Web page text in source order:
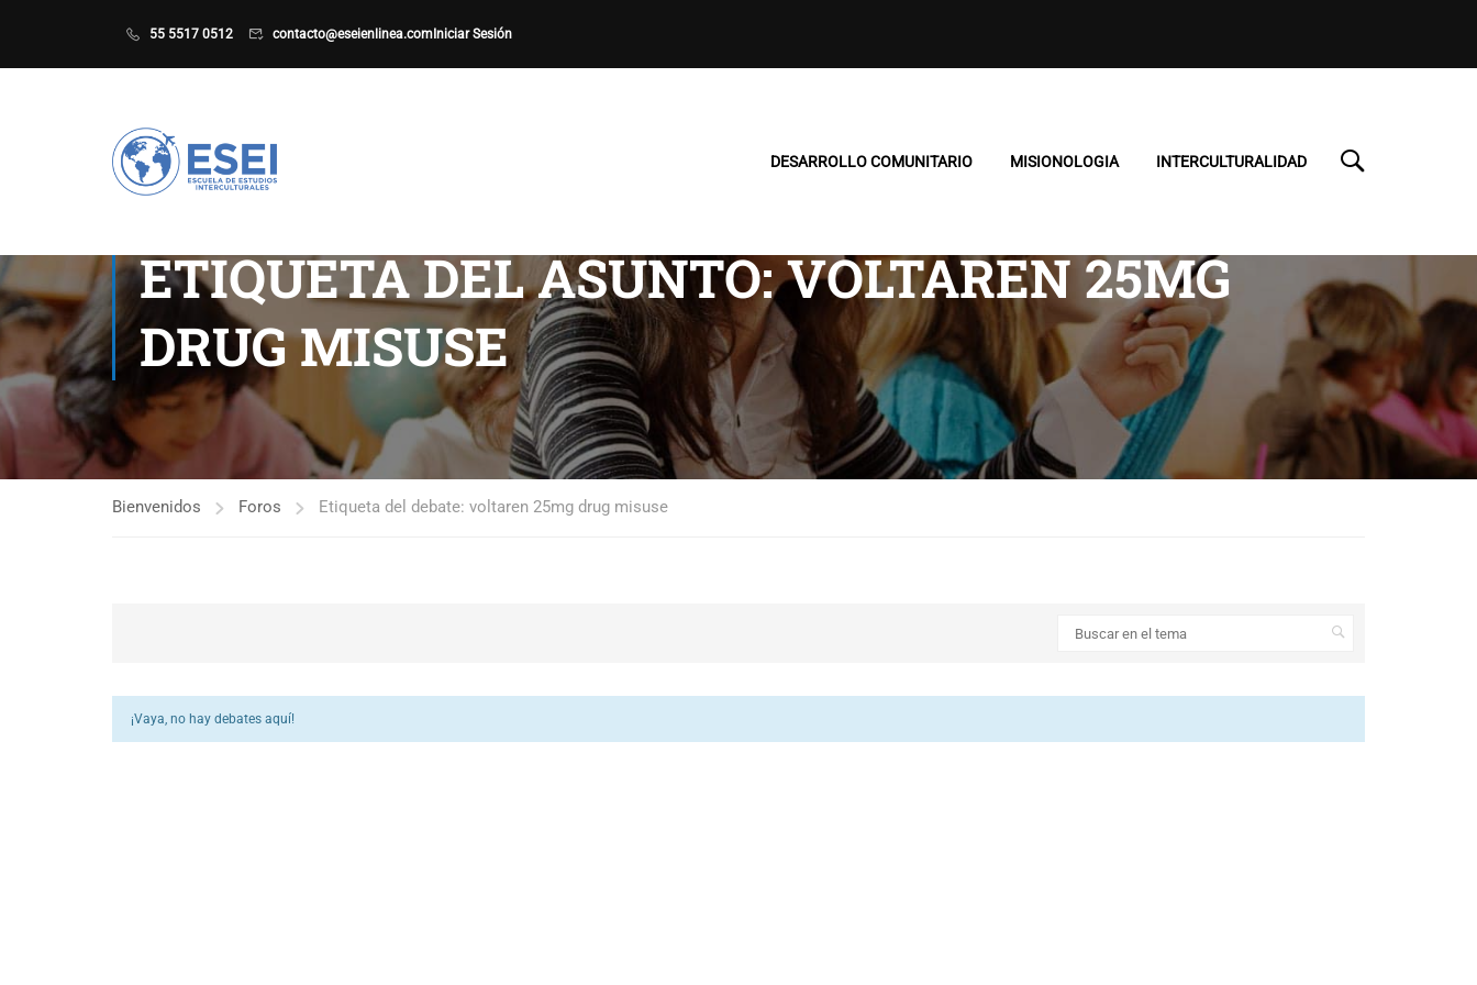
55 5517 0512 contacto@eseienlinea.com Iniciar Sesión
DESARROLLO COMUNITARIO MISIONOLOGIA INTERCULTURALIDAD
ETIQUETA DEL ASUNTO: VOLTAREN 25MG
DRUG MISUSE
Bienvenidos Foros Etiqueta del debate: voltaren 25mg drug misuse
¡Vaya, no hay debates aquí!